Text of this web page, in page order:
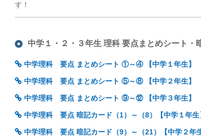
す！
中学１・２・３年生 理科 要点まとめシート・
中学理科 要点 まとめシート ①～④ 【中学１年生】
中学理科 要点 まとめシート ⑤～⑧ 【中学２年生】
中学理科 要点 まとめシート ⑨～⑫ 【中学３年生】
中学理科 要点 暗記カード（1）～（8）【中学１年生
中学理科 要点 暗記カード（9）～（21）【中学２年生